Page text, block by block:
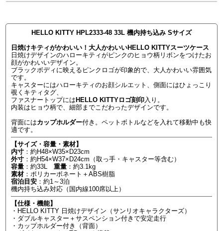
HELLO KITTY HPL2333-48 33L 機内持ち込み Sサイズ
日焼けキティがかわいい！大人かわいいHELLO KITTYスーツケース
日焼けデザインのハローキティがピンクのヒョウ柄リボンをつけたお
顔がかわいいデザイン。
ブラックボディに映えるピンクロゴが印象的で、大人かわいい雰囲気
です。
キャスターにはハローキティのお顔シルエット、側面にはひょっこり
覗くキティタグ、
ファスナートップには HELLO KITTYロゴ刻印入り。
内装はヒョウ柄で、細部までこだわったデザインです。
背面にはカップホルダー付き。ペットボトルなどを入れて移動中も快
適です。
【サイズ・容量・素材】
内寸 ：約H48×W35×D23cm
外寸 ：約H54×W37×D24cm（取っ手・キャスター等含む）
容量 ：約33L重量 ：約3.1kg
素材：ポリカーボネート＋ABS樹脂
宿泊目安 ：約1～3泊
機内持ち込み対応（国内線100席以上）
【仕様・機能】
・HELLO KITTY 日焼けデザイン（サンリオキャラクターズ）
・ダブルキャスター＋サスペンション付きで安定走行
・カップホルダー付き（背面）